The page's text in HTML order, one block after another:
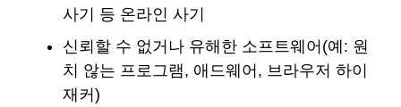
사기 등 온라인 사기
신뢰할 수 없거나 유해한 소프트웨어(예: 원
치 않는 프로그램, 애드웨어, 브라우저 하이
재커)